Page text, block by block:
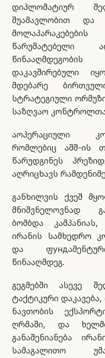
დიპლომატიურ
შუამავლობით და
წარუმატებელი
დაკავშირებული
მდებარე
სტრატეგიული
საზღვაო
აოპერაციული
რომლებიც აშშ-ის
წარუდგინეს
აღრიცხავს
განხილვის ქვეშ
მნიშვნელოვნად
ბომბდა
ირანის სამხედრო
და
წინააღმდეგ.
გეგმებში ასევე
ტაქტიკური
ნავთობის
ღრმაში, და
განაშენიანება
სამაგალითო